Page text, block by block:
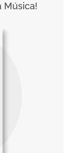
Música!